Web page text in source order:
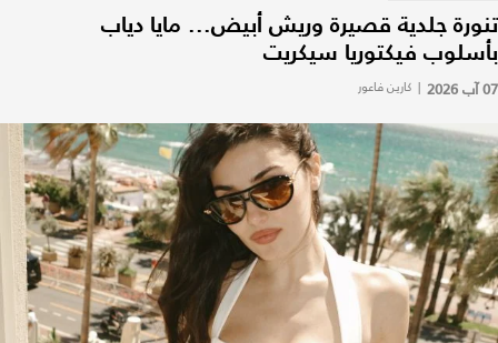
تنورة جلدية قصيرة وريش أبيض... مايا دياب
بأسلوب فيكتوريا سيكريت
07 آب 2026 | كارين فاعور